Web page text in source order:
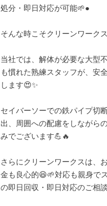
処分・即日対応が可能🌱●
そんな時こそクリーンワーク
当社では、解体が必要な大型
も慣れた熟練スタッフが、安
します😍✨
セイバーソーでの鉄パイプ切
出、周囲への配慮をしながら
みでございます💪🔥
さらにクリーンワークスは、
金も良心的😆🌱対応も親身で
の即日回収・即日対応のご相